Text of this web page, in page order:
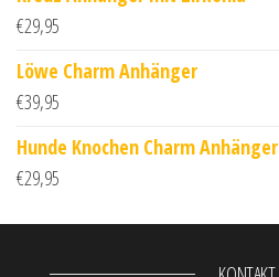
€29,95
Löwe Charm Anhänger
€39,95
Hunde Knochen Charm Anhänger
€29,95